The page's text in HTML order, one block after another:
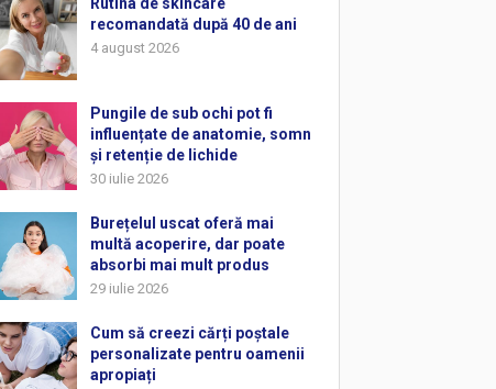
recomandată după 40 de ani
4 august 2026
Pungile de sub ochi pot fi
influențate de anatomie, somn
și retenție de lichide
30 iulie 2026
Burețelul uscat oferă mai
multă acoperire, dar poate
absorbi mai mult produs
29 iulie 2026
Cum să creezi cărți poștale
personalizate pentru oamenii
apropiați